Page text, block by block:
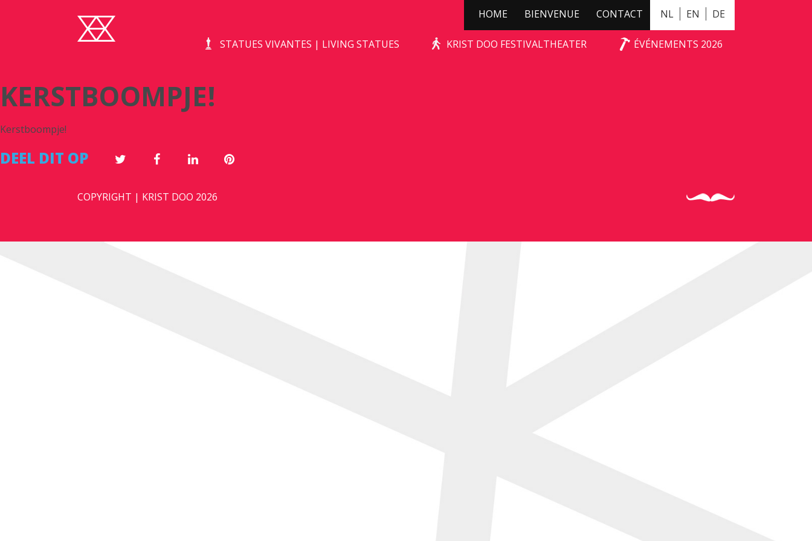
NL EN DE
HOME BIENVENUE CONTACT
STATUES VIVANTES | LIVING STATUES KRIST DOO FESTIVALTHEATER ÉVÉNEMENTS 2026
KERSTBOOMPJE!
KERSTBOOMPJE!
Kerstboompje!
DEEL DIT OP
COPYRIGHT | KRIST DOO 2026